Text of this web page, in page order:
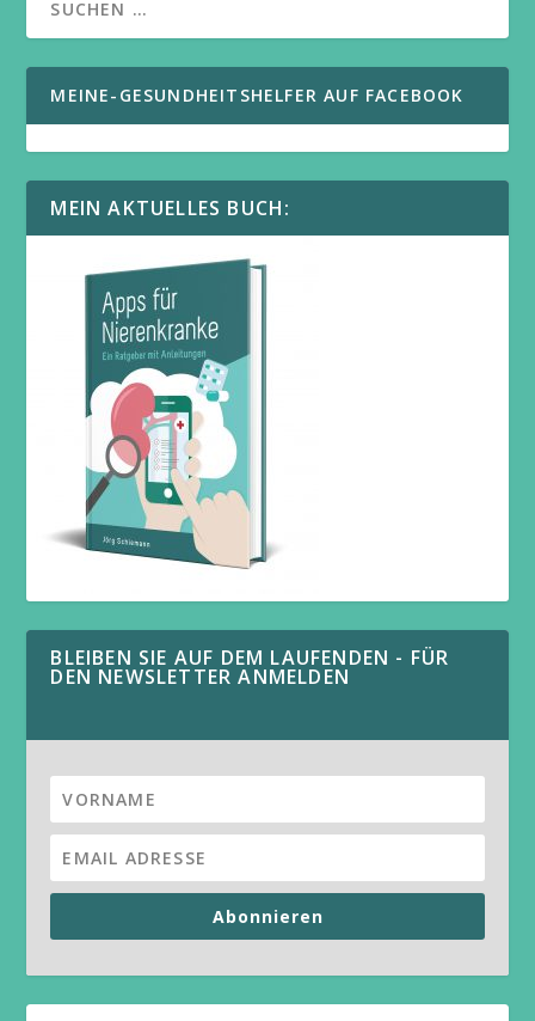
MEINE-GESUNDHEITSHELFER AUF FACEBOOK
MEIN AKTUELLES BUCH:
BLEIBEN SIE AUF DEM LAUFENDEN - FÜR
DEN NEWSLETTER ANMELDEN
Abonnieren